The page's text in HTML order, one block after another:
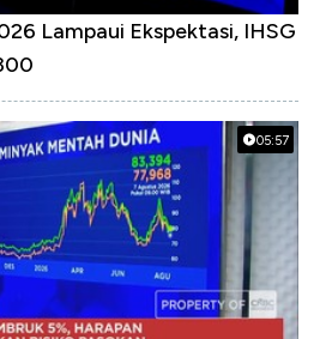
Lampaui Ekspektasi, IHSG
05:57